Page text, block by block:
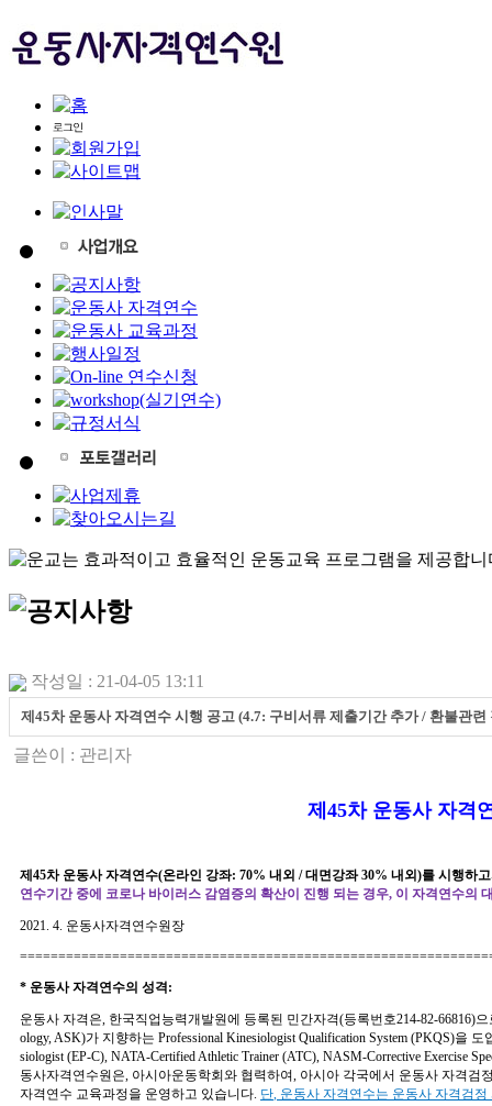
작성일 : 21-04-05 13:11
제 45 차 운동사 자격연수 시행 공고 (4.7: 구비서류 제출기간 추가 / 환불관
글쓴이 : 관리자
제 45차 운동사 자격
제45차 운동사 자격연수(온라인 강좌: 70% 내외 / 대면강좌 30% 내외)를 시행하
연수기간 중에 코로나 바이러스 감염증의 확산이 진행 되는 경우, 이 자격연수의
2021. 4. 운동사자격연수원장
* 운동사 자격연수의 성격:
운동사 자격은 한국직업능력개발원에 등록된 민간자격(등록번호214-82-66816)
ology, ASK)가 지향하는 Professional Kinesiologist Qualification System (PKQS)을 도
siologist (EP-C), NATA-Certified Athletic Trainer (ATC), NASM-Corrective Exercise
동사자격연수원은, 아시아운동학회와 협력하여, 아시아 각국에서 운동사 자격검
자격연수 교육과정을 운영하고 있습니다 단 운동사 자격연수는 운동사 자격검